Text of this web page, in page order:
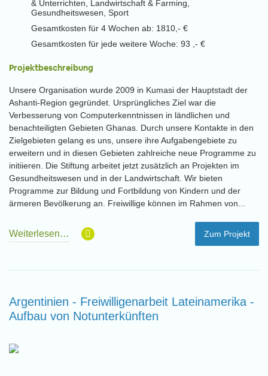
& Unterrichten, Landwirtschaft & Farming,
Gesundheitswesen, Sport
Gesamtkosten für 4 Wochen ab: 1810,- €
Gesamtkosten für jede weitere Woche: 93 ,- €
Projektbeschreibung
Unsere Organisation wurde 2009 in Kumasi der Hauptstadt der
Ashanti-Region gegründet. Ursprüngliches Ziel war die
Verbesserung von Computerkenntnissen in ländlichen und
benachteiligten Gebieten Ghanas. Durch unsere Kontakte in den
Zielgebieten gelang es uns, unsere ihre Aufgabengebiete zu
erweitern und in diesen Gebieten zahlreiche neue Programme zu
initiieren. Die Stiftung arbeitet jetzt zusätzlich an Projekten im
Gesundheitswesen und in der Landwirtschaft. Wir bieten
Programme zur Bildung und Fortbildung von Kindern und der
ärmeren Bevölkerung an. Freiwillige können im Rahmen von...
Weiterlesen… Zum Projekt
Argentinien - Freiwilligenarbeit Lateinamerika -
Aufbau von Notunterkünften